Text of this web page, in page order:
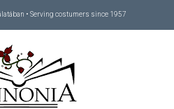
• Serving costumers since 1957